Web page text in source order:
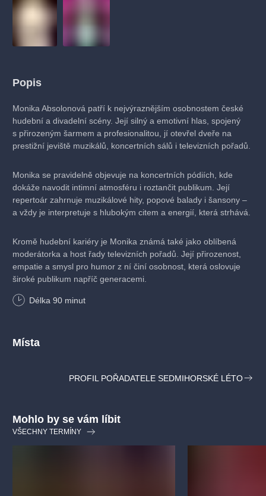
Popis
Monika Absolonová patří k nejvýraznějším osobnostem české
hudební a divadelní scény. Její silný a emotivní hlas, spojený
s přirozeným šarmem a profesionalitou, jí otevřel dveře na
prestižní jeviště muzikálů, koncertních sálů i televizních pořadů.
Monika se pravidelně objevuje na koncertních pódiích, kde
dokáže navodit intimní atmosféru i roztančit publikum. Její
repertoár zahrnuje muzikálové hity, popové balady i šansony –
a vždy je interpretuje s hlubokým citem a energií, která strhává.
Kromě hudební kariéry je Monika známá také jako oblíbená
moderátorka a host řady televizních pořadů. Její přirozenost,
empatie a smysl pro humor z ní činí osobnost, která oslovuje
široké publikum napříč generacemi.
Délka 90 minut
Místa
PROFIL POŘADATELE SEDMIHORSKÉ LÉTO
Mohlo by se vám líbit
VŠECHNY TERMÍNY